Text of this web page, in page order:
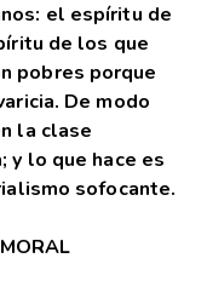
el espíritu de
de los que
pobres porque
De modo
la clase
y lo que hace es
sofocante.